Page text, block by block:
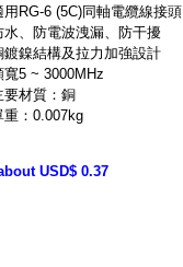
用RG-6 (5C)同軸電纜線接頭
水、防電波洩漏、防干擾
鍍鎳結構及拉力加強設計
寬5 ~ 3000MHz
要材質：銅
重：0.007kg
USD$ 0.37